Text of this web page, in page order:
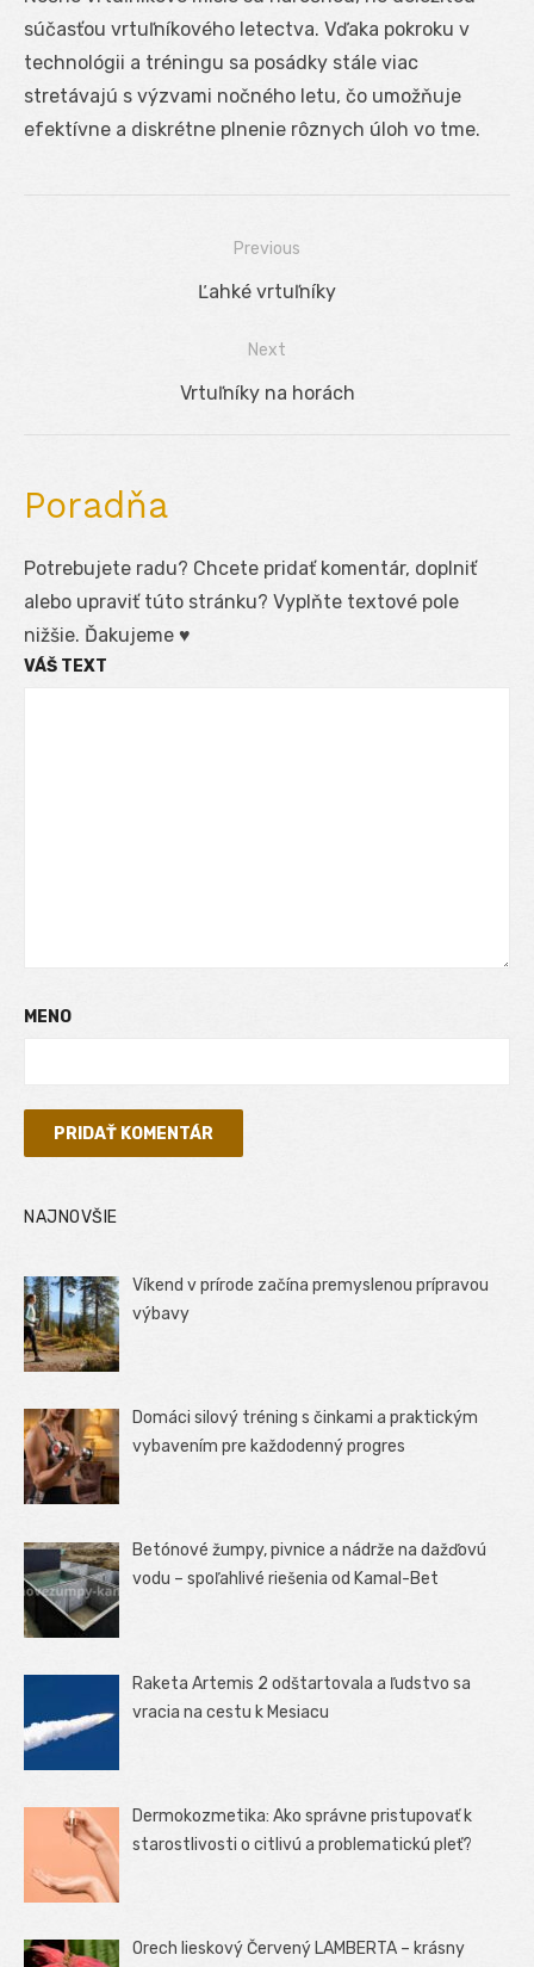
súčasťou vrtuľníkového letectva. Vďaka pokroku v
technológii a tréningu sa posádky stále viac
stretávajú s výzvami nočného letu, čo umožňuje
efektívne a diskrétne plnenie rôznych úloh vo tme.
Previous
Previous
Ľahké vrtuľníky
Next
Next
Vrtuľníky na horách
Poradňa
Potrebujete radu? Chcete pridať komentár, doplniť
alebo upraviť túto stránku? Vyplňte textové pole
nižšie. Ďakujeme ♥
VÁŠ TEXT
MENO
NAJNOVŠIE
Víkend v prírode začína premyslenou prípravou
výbavy
Domáci silový tréning s činkami a praktickým
vybavením pre každodenný progres
Betónové žumpy, pivnice a nádrže na dažďovú
vodu – spoľahlivé riešenia od Kamal-Bet
Raketa Artemis 2 odštartovala a ľudstvo sa
vracia na cestu k Mesiacu
Dermokozmetika: Ako správne pristupovať k
starostlivosti o citlivú a problematickú pleť?
Orech lieskový Červený LAMBERTA – krásny